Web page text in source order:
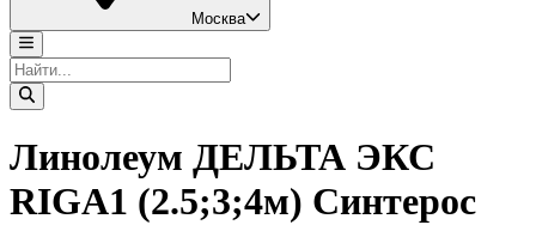
Москва
Линолеум ДЕЛЬТА ЭКС
RIGA1 (2.5;3;4м) Синтерос